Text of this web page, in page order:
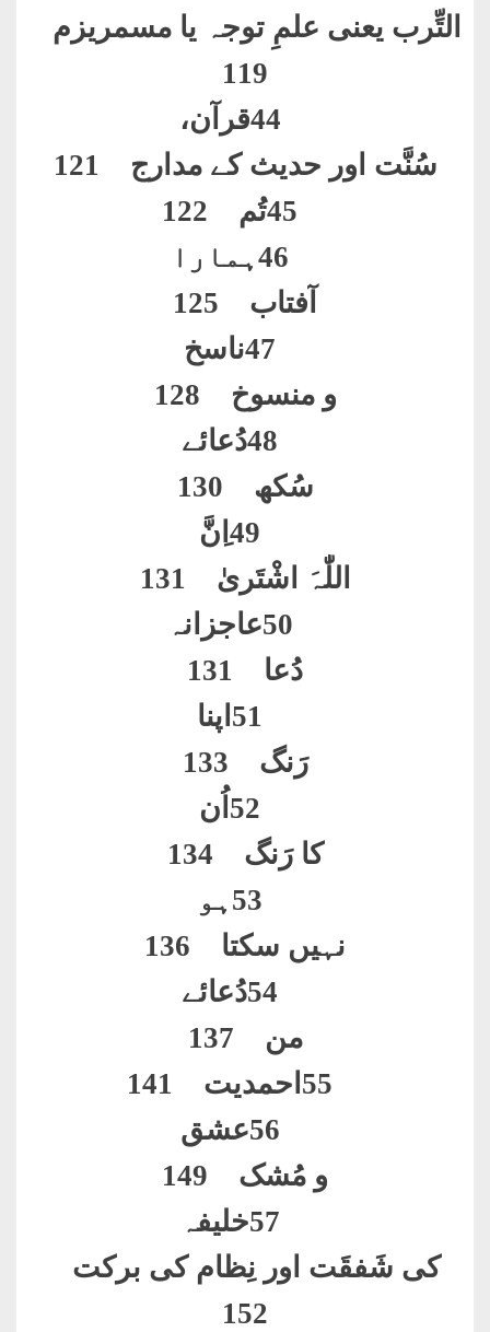
التِّرب یعنی علمِ توجہ یا مسمریزم
119
44قرآن،
سُنَّت اور حدیث کے مدارج 121
45تُم 122
46ہمارا
آفتاب 125
47ناسخ
و منسوخ 128
48دُعائے
سُکھ 130
49 ِنَّ
اللّٰہَ اشْتَریٰ
50عاجزانہ
دُعا 131
51 اپنا
رَنگ 133
52 اُن
کا رَنگ 134
53 ہو
نہیں سکتا 136
54دُعائے
من 137
55 احمدیت 141
56عشق
و مُشک 149
57خلیفہ
کی شَفقَت اور نِظام کی برکت
152